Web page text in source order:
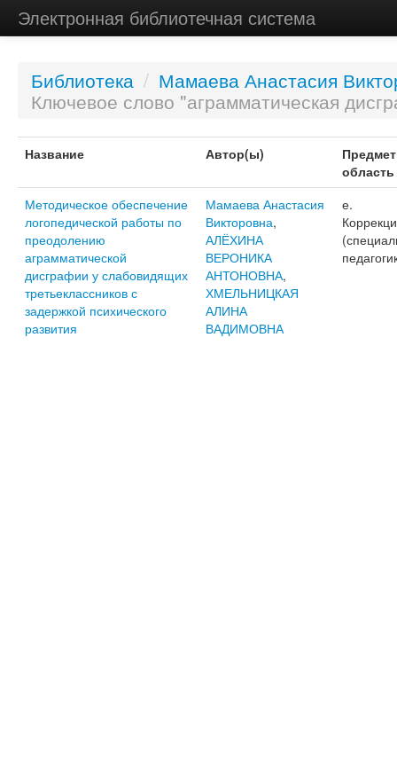
Электронная библиотечная система
Библиотека / Мамаева Анастасия
Ключевое слово "аграмматическая
Название Автор(ы)
область
Методическое обеспечение
логопедической работы по
преодолению
аграмматической
дисграфии у слабовидящих
третьеклассников с
задержкой психического
развития
Мамаева Анастасия
Викторовна,
АЛЁХИНА
ВЕРОНИКА
АНТОНОВНА,
ХМЕЛЬНИЦКАЯ
АЛИНА
ВАДИМОВНА
е.